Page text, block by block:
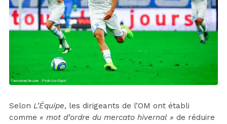
Selon L’Équipe, les dirigeants de l’OM ont établi
comme « mot d’ordre du mercato hivernal » de réduire